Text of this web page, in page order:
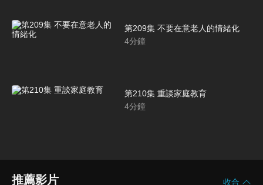
第209集 不要在意老人的情緒化
4分鐘
第210集 重談家庭教育
4分鐘
推薦影片 收合